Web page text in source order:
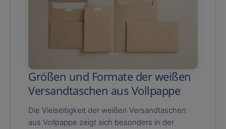
Größen und Formate der weißen
Versandtaschen aus Vollpappe
Die Vielseitigkeit der weißen Versandtaschen
aus Vollpappe zeigt sich besonders in der